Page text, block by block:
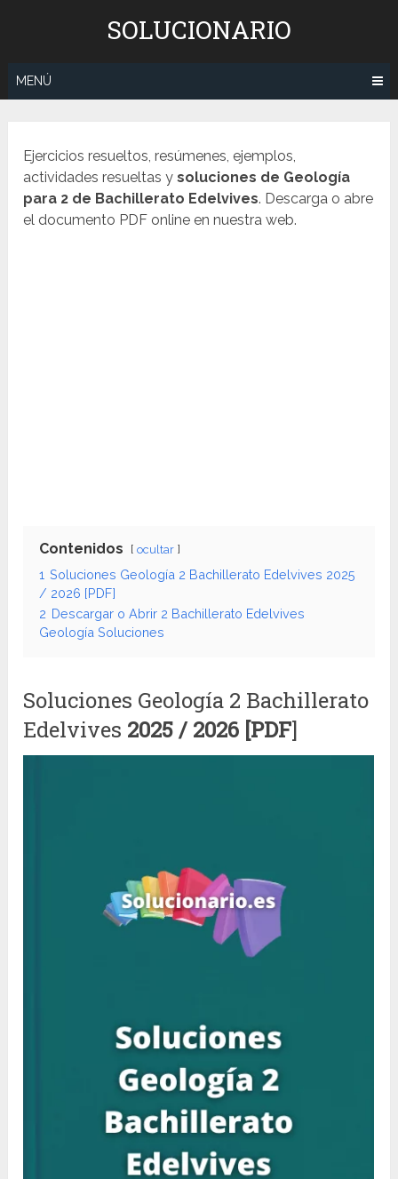
SOLUCIONARIO
MENÚ
Ejercicios resueltos, resúmenes, ejemplos,
actividades resueltas ysoluciones de Geología
para 2 de Bachillerato Edelvives. Descarga o abre
el documento PDF online en nuestra web.
Contenidos ocultar
1 Soluciones Geología 2 Bachillerato Edelvives 2025
/ 2026 [PDF]
2 Descargar o Abrir 2 Bachillerato Edelvives
Geología Soluciones
Soluciones Geología 2 Bachillerato
Edelvives 2025 / 2026 [PDF]